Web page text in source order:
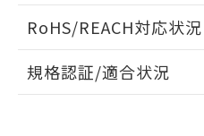
開閉容量
ドすることができます。
ログイン
RoHS/REACH対応状況
EU RoHS 注意事項・凡例
規格認証/適合状況